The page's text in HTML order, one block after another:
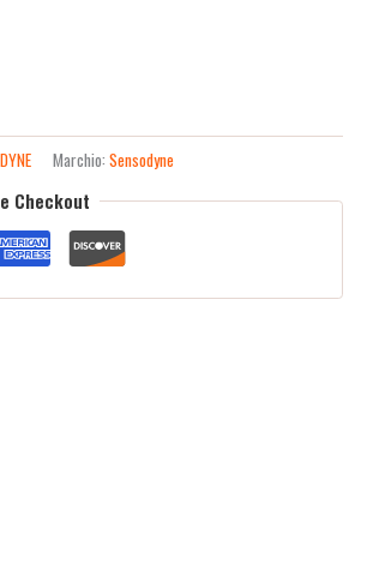
Marchio:Sensodyne
Checkout